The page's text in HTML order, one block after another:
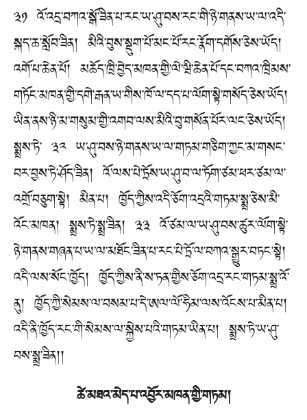
༣༡ འོ་འདྲ་བཀའ་སྒོ་ཟིན་པ་རང་ཡ་ཤུ་བས་རང་གི་ཉེ་གནས་ཡ་ལ་འདི་
སྐད་ཆ་སློབ་ཟིན། མིའི་བུས་སྡུག་པོ་མང་པོ་རང་རྣོག་དགོས་ཅེས་ཡོད།
འགོ་པ་ཆེན་པོ། མཆོད་ཁྲི་བྱེད་མཁན་གྱི་ལེ་ཝི་ཆེན་པོ་དང་བཀའ་ཁྲིམས་
གཏོང་མཁན་གྱི་དགེ་རྒན་ཡ་གིས་ཁོ་ལ་དད་པ་ལོག་སྟེ་གསོད་ཅེས་ཡོད།
ཡིན་ནས་ཉི་མ་གསུམ་གྱི་འགབ་ལས་མིའི་བུ་གསོན་པོར་ལང་ཅེས་ཡོད།
སྨྲས་ཏེ་ ༣༢ ཡ་ཤུ་བས་ཉེ་གནས་ཡ་ལ་གཏམ་གཅིག་ཀྱང་མ་གསང་
བར་བྱས་ཏེ་ཤོད་ཟིན། འོ་ལས་པེ་ཏྲོས་ཡ་ཤུ་བ་ལ་ཏོག་ཙམ་ཕར་ཙམ་ལ་
འགྲོ་བཅུག་སྟེ། མིན་པ། ཁྱོད་ཀྱིས་འདི་ཅོག་འདྲའི་གཏམ་སྨྲ་ཅེས་མི་
འོང་མཁན། སྨྲས་ཏེ་སྨྲ་ཟིན། ༣༣ འོ་ཙམ་ལ་ཡ་ཤུ་བས་ཚུར་ལོག་སྟེ་
ཉེ་གནས་གཞན་པ་ཡ་ལ་མཐོང་ཟིན་པ་རང་པེ་ཏྲོ་ལ་བཀའ་སྒྱུར་བཏང་སྟེ།
འདི་ལས་སོང་ཁྱོད། ཁྱོད་ཀྱིས་ནི་ས་ཏན་གྱིས་ཅོག་འདྲ་རང་གཏམ་སྨྲ་འོ་
ནུ། ཁྱོད་ཀྱི་སེམས་ལ་བསམ་པ་དེ་ཨལ་ལོ་ཧིམ་ལས་འོངས་པ་མིན་པ།
འདི་ནི་ཁྱོད་རང་གི་སེམས་ལ་སྐྱེས་པའི་གཏམ་ཡིན་པ། སྨྲས་ཏེ་ཡ་ཤུ་
བས་སྨྲ་ཟིན།།
ཚེ་མཐའ་མེད་པ་འབྱོར་མཁན་གྱི་གཏམ།